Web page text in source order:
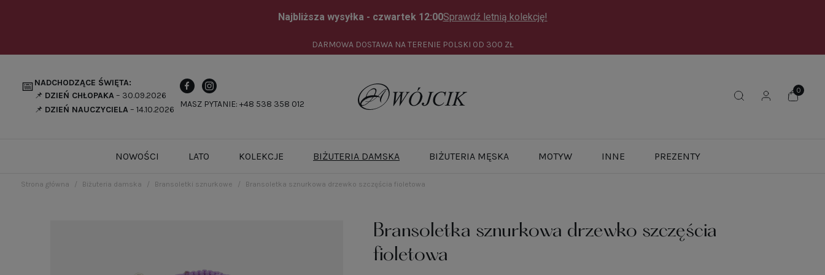
DARMOWA DOSTAWA NA TERENIE POLSKI OD 300 ZŁ
📅NADCHODZĄCE ŚWIĘTA:
📌 DZIEŃ CHŁOPAKA– 30.09.2026
📌 DZIEŃ NAUCZYCIELA– 14.10.2026
MASZ PYTANIE: +48 538 358 012
NOWOŚCI LATO KOLEKCJE BIŻUTERIA DAMSKA BIŻUTERIA MĘSKA MOTYW INNE PREZENTY
Strona główna Biżuteria damska Bransoletki sznurkowe Bransoletka sznurkowa drzewko szczęścia fioletowa
Bransoletka sznurkowa drzewko szczęścia
fioletowa